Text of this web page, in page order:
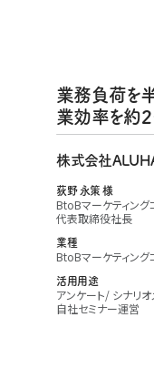
業務負荷を
業効率を約
株式会社
荻野 永策 様
BtoBマーケティング
代表取締役社長
業種
BtoBマーケティング
活用用途
アンケート シナリ
自社セミナー運営